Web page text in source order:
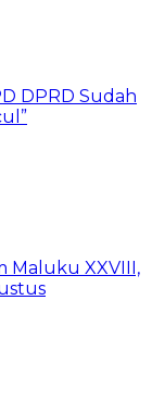
DPRD Sudah
Maluku XXVIII,